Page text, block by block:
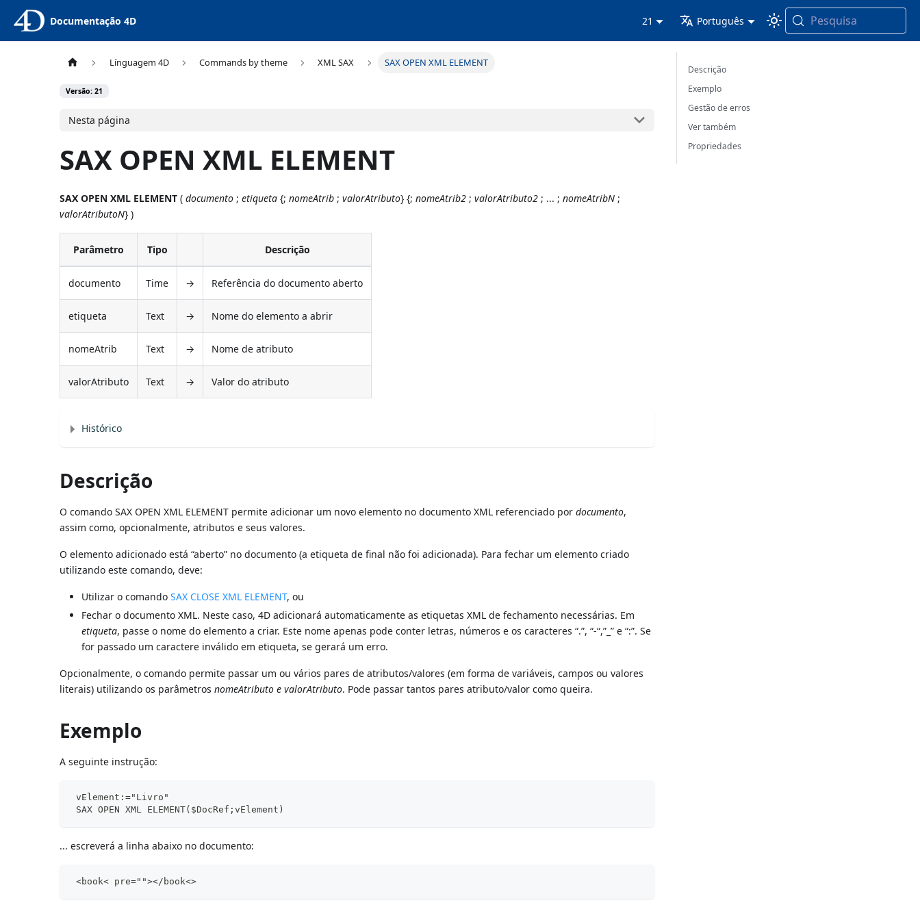
Documentação 4D 21 Português Pesquisa
Línguagem 4D Commands by theme XML SAX SAX OPEN XML ELEMENT
Versão: 21
Nesta página
SAX OPEN XML ELEMENT
SAX OPEN XML ELEMENT (documento ;etiqueta {;nomeAtrib ;valorAtributo} {;nomeAtrib2 ;valorAtributo2 ; ... ;nomeAtribN ;
valorAtributoN} )
Parâmetro Tipo Descrição
documento Time → Referência do documento aberto
etiqueta Text → Nome do elemento a abrir
nomeAtrib Text → Nome de atributo
valorAtributo Text → Valor do atributo
Histórico
Descrição
O comando SAX OPEN XML ELEMENT permite adicionar um novo elemento no documento XML referenciado pordocumento,
assim como, opcionalmente, atributos e seus valores.
O elemento adicionado está “aberto” no documento (a etiqueta de final não foi adicionada). Para fechar um elemento criado
utilizando este comando, deve:
Utilizar o comandoSAX CLOSE XML ELEMENT, ou
Fechar o documento XML. Neste caso, 4D adicionará automaticamente as etiquetas XML de fechamento necessárias. Em
etiqueta, passe o nome do elemento a criar. Este nome apenas pode conter letras, números e os caracteres “.”, “-“,”_” e “:”. Se
for passado um caractere inválido em etiqueta, se gerará um erro.
Opcionalmente, o comando permite passar um ou vários pares de atributos/valores (em forma de variáveis, campos ou valores
literais) utilizando os parâmetrosnomeAtributo e valorAtributo. Pode passar tantos pares atributo/valor como queira.
Exemplo
A seguinte instrução:
vElement:="Livro"
SAX OPEN XML ELEMENT($DocRef;vElement)
... escreverá a linha abaixo no documento:
<book< pre=""></book<>
Descrição
Exemplo
Gestão de erros
Ver também
Propriedades